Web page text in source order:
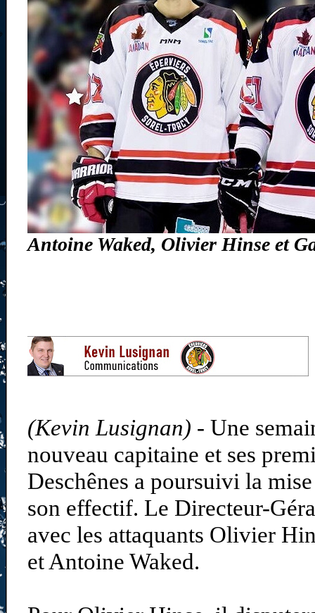
Antoine Waked, Olivier Hinse et
(Kevin Lusignan) - Une
nouveau capitaine et ses
Deschênes a poursuivi la
son effectif. Le Directeur-
avec les attaquants Olivier
et Antoine Waked.